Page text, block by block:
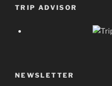
TRIP ADVISOR
NEWSLETTER